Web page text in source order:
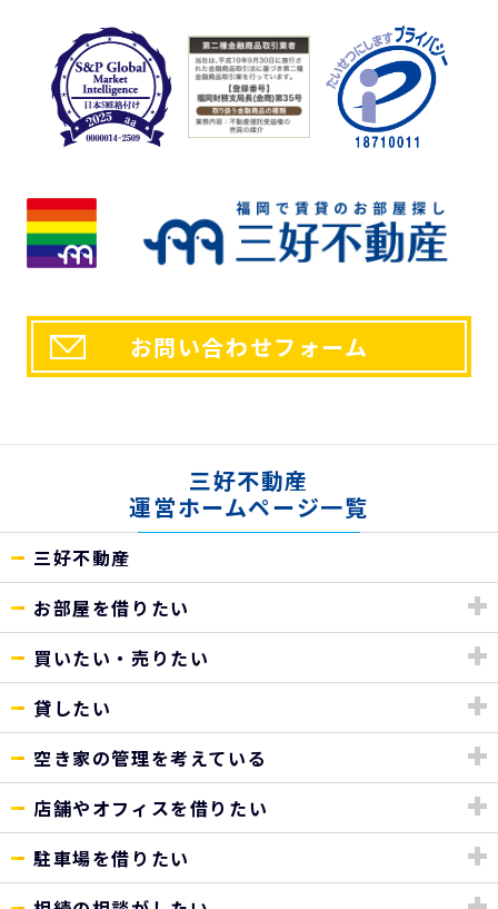
当社との契約、又は、提供しているサービスを行うことが出来
ない場合がございます。
a.第三者が閲覧可能な環境に流用されない、または営利的な目
的で利用されないという前提において、個人的な表示、複製、
印刷などは認められるものとしますが、改変などは認めませ
ん。 また個人的な使用であっても著作権等に関するあらゆる
表示を削除してはならないものとします。
b.また上記以外の場合における利用に関しては、予め書面に
す。。
7. 個人情報に関するお問い合わせ先
【個人情報お客様相談窓口】
〒810-0054 福岡市中央区今川1丁目1-1
株式会社三好不動産 本社総務部
お問い合わせフォーム
三好不動産
運営ホームページ一覧
三好不動産
お部屋を借りたい
買いたい・売りたい
貸したい
空き家の管理を考えている
店舗やオフィスを借りたい
駐車場を借りたい